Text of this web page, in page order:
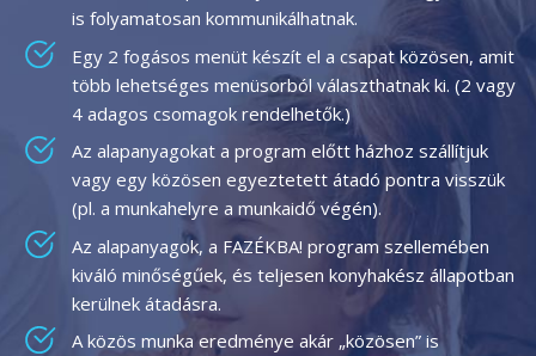
is folyamatosan kommunikálhatnak.
Egy 2 fogásos menüt készít el a csapat közösen, amit
több lehetséges menüsorból választhatnak ki. (2 vagy
4 adagos csomagok rendelhetők.)
Az alapanyagokat a program előtt házhoz szállítjuk
vagy egy közösen egyeztetett átadó pontra visszük
(pl. a munkahelyre a munkaidő végén).
Az alapanyagok, a FAZÉKBA! program szellemében
kiváló minőségűek, és teljesen konyhakész állapotban
kerülnek átadásra.
A közös munka eredménye akár „közösen” is